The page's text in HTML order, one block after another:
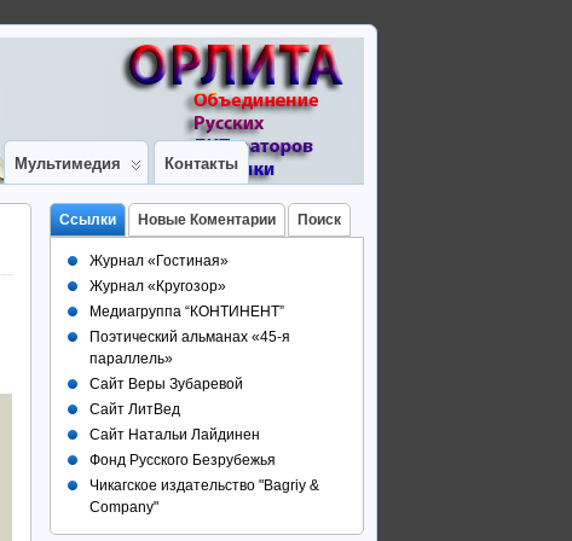
Мультимедия Контакты
Ссылки Новые Коментарии Поиск
Журнал «Гостиная»
Журнал «Кругозор»
Медиагруппа “КОНТИНЕНТ”
Поэтический альманах «45-я
параллель»
Сайт Веры Зубаревой
Сайт ЛитВед
Сайт Натальи Лайдинен
Фонд Русского Безрубежья
Чикагское издательство "Bagriy &
Company"